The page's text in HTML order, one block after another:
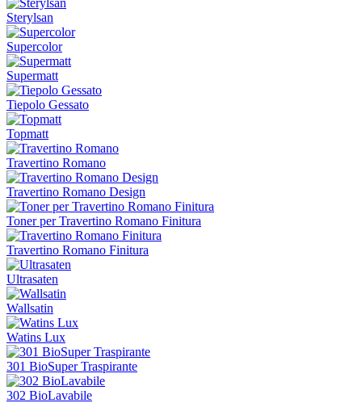
Sterylsan
Supercolor
Supermatt
Tiepolo Gessato
Topmatt
Travertino Romano
Travertino Romano Design
Toner per Travertino Romano Finitura
Travertino Romano Finitura
Ultrasaten
Wallsatin
Watins Lux
301 BioSuper Traspirante
302 BioLavabile